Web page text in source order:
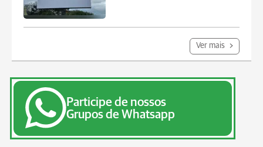
Ver mais
Participe de nossos
Grupos de Whatsapp